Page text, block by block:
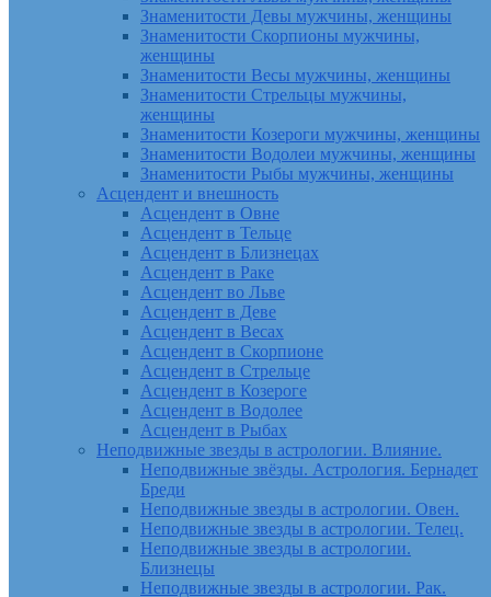
Знаменитости Девы мужчины, женщины
Знаменитости Скорпионы мужчины,
женщины
Знаменитости Весы мужчины, женщины
Знаменитости Стрельцы мужчины,
женщины
Знаменитости Козероги мужчины, женщины
Знаменитости Водолеи мужчины, женщины
Знаменитости Рыбы мужчины, женщины
Асцендент и внешность
Асцендент в Овне
Асцендент в Тельце
Асцендент в Близнецах
Асцендент в Раке
Асцендент во Льве
Асцендент в Деве
Асцендент в Весах
Асцендент в Скорпионе
Асцендент в Стрельце
Асцендент в Козероге
Асцендент в Водолее
Асцендент в Рыбах
Неподвижные звезды в астрологии. Влияние.
Неподвижные звёзды. Астрология. Бернадет
Бреди
Неподвижные звезды в астрологии. Овен.
Неподвижные звезды в астрологии. Телец.
Неподвижные звезды в астрологии.
Близнецы
Неподвижные звезды в астрологии. Рак.